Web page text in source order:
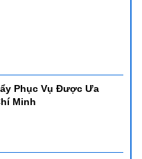
Phục Vụ Được Ưa
Minh